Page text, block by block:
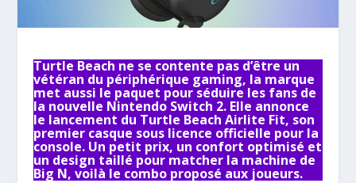
Turtle Beach ne se contente pas d’être un
vétéran du périphérique gaming, la marque
met aussi le paquet pour séduire les fans de
la nouvelle Nintendo Switch 2. Elle annonce
le lancement du Turtle Beach Airlite Fit, son
premier casque sous licence officielle pour la
console. Un petit prix, un confort optimisé et
un design taillé pour matcher la machine de
Big N, voilà le combo proposé aux joueurs.